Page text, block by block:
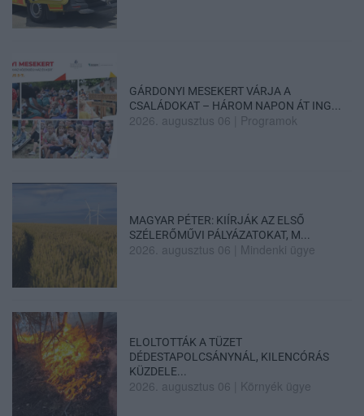
GÁRDONYI MESEKERT VÁRJA A
CSALÁDOKAT – HÁROM NAPON ÁT ING...
2026. augusztus 06 Programok
MAGYAR PÉTER: KIÍRJÁK AZ ELSŐ
SZÉLERŐMŰVI PÁLYÁZATOKAT, M...
2026. augusztus 06 Mindenki ügye
ELOLTOTTÁK A TÜZET
DÉDESTAPOLCSÁNYNÁL, KILENCÓRÁS
KÜZDELE...
2026. augusztus 06 Környék ügye